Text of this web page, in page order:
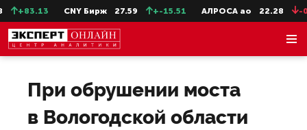
+83.13 CNY Бирж 27.59 +-15.51 АЛРОСА ао 22.28 -
При обрушении моста
в Вологодской области